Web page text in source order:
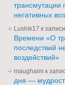
трансмутации
негативных
Lushik17 к записи
Времени «О
последствий
воздействий»
maughaim к
дня —